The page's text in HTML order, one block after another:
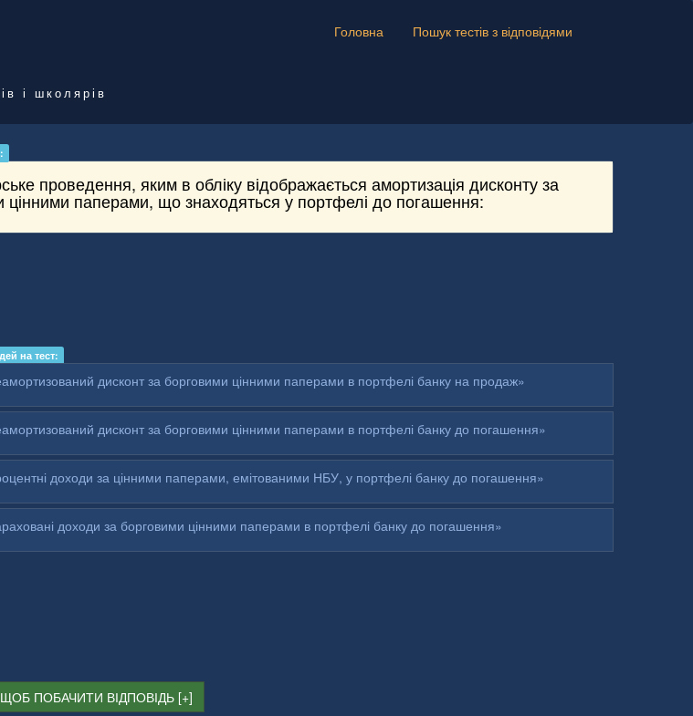
і школярів
Головна Пошук тестів з відповідями
проведення, яким в обліку відображається амортизація дисконту за
цінними паперами, що знаходяться у портфелі до погашення:
на тест:
дисконт за борговими цінними паперами в портфелі банку на продаж»
дисконт за борговими цінними паперами в портфелі банку до погашення»
доходи за цінними паперами, емітованими НБУ, у портфелі банку до погашення»
доходи за борговими цінними паперами в портфелі банку до погашення»
ПОБАЧИТИ ВІДПОВІДЬ